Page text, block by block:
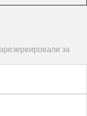
за